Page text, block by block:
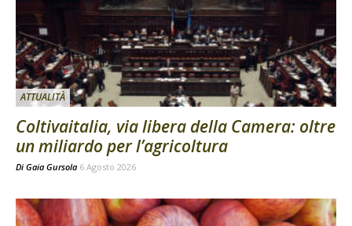
ATTUALITÀ
Coltivaitalia, via libera della Camera: oltre
un miliardo per l’agricoltura
Di Gaia Gursola 6 Agosto 2026